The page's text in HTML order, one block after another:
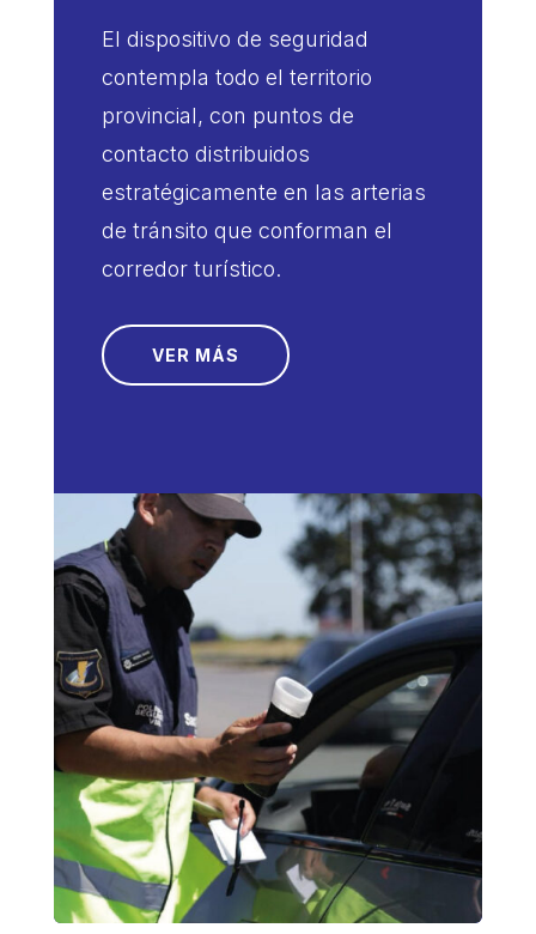
El dispositivo de seguridad
contempla todo el territorio
provincial, con puntos de
contacto distribuidos
estratégicamente en las arterias
de tránsito que conforman el
corredor turístico.
VER MÁS